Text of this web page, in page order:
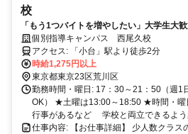
校
「もう1つバイトを増やしたい」大学生大
からOK♪スーツ不要＆保護者対応なし！中
ればOK
個別指導キャンパス 西尾久校
アクセス: 「小台」駅より徒歩2分
時給1,275円以上
東京都東京23区荒川区
勤務時間・曜日: 17：30～21：50（週1
OK） ★土曜は13:00～18:50 ★時間・曜
行事があるなど 学校と両立できるよう
仕事内容: 【お仕事詳細】 少人数クラス